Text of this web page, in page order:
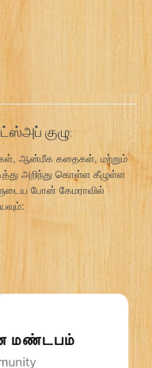
குழு:
ஆன்மீக கதைகள், மற்றும்
அறிந்து கொள்ள கீழுள்ள
போன் கேமராவில்